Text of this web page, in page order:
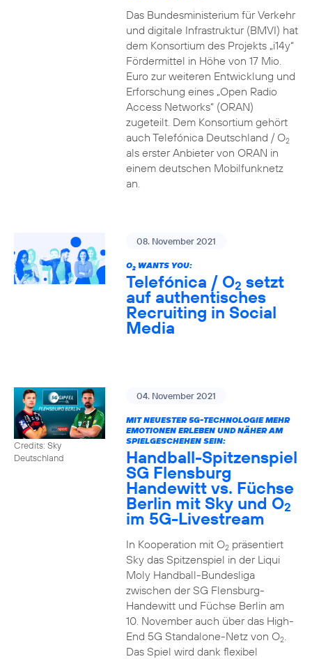
Das Bundesministerium für Verkehr
und digitale Infrastruktur (BMVI) hat
dem Konsortium des Projekts „i14y“
Fördermittel in Höhe von 17 Mio.
Euro zur weiteren Entwicklung und
Erforschung eines „Open Radio
Access Networks“ (ORAN)
zugeteilt. Dem Konsortium gehört
auch Telefónica Deutschland / O2
als erster Anbieter von ORAN in
einem deutschen Mobilfunknetz
an.
08. November 2021
O2WANTS YOU:
Telefónica / O2 setzt
auf authentisches
Recruiting in Social
Media
Credits: Sky
Deutschland
04. November 2021
MIT NEUESTER 5G-TECHNOLOGIE MEHR
EMOTIONEN ERLEBEN UND NÄHER AM
SPIELGESCHEHEN SEIN:
Handball-Spitzenspiel
SG Flensburg
Handewitt vs. Füchse
Berlin mit Sky und O2
im 5G-Livestream
In Kooperation mit O2präsentiert
Sky das Spitzenspiel in der Liqui
Moly Handball-Bundesliga
zwischen der SG Flensburg-
Handewitt und Füchse Berlin am
10. November auch über das High-
End 5G Standalone-Netz von O2.
Das Spiel wird dank flexibel